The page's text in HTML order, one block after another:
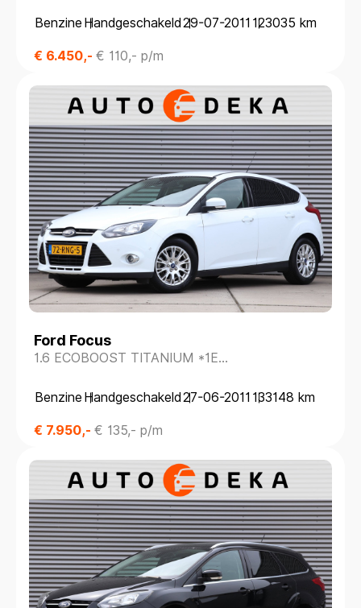
Benzine Handgeschakeld29-07-2011 123035 km
€ 6.450,- € 110,- p/m
Ford Focus
1.6 ECOBOOST TITANIUM *1E
Benzine Handgeschakeld27-06-2011 133148 km
€ 7.950,- € 135,- p/m